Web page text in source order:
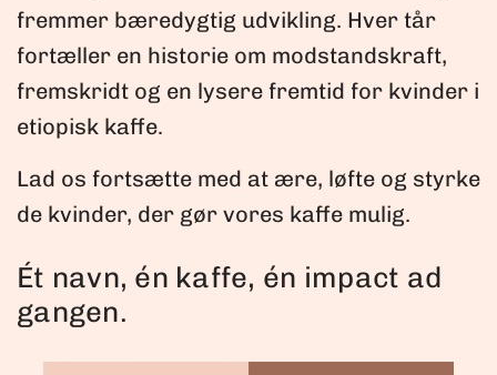
fremmer bæredygtig udvikling. Hver tår
fortæller en historie om modstandskraft,
fremskridt og en lysere fremtid for kvinder i
etiopisk kaffe.
Lad os fortsætte med at ære, løfte og styrke
de kvinder, der gør vores kaffe mulig.
Ét navn, én kaffe, én impact ad
gangen.